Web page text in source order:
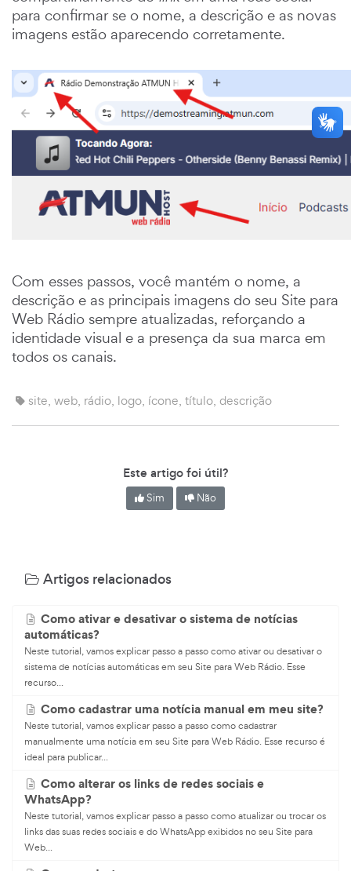
para confirmar se o nome, a descrição e as novas
imagens estão aparecendo corretamente.
Com esses passos, você mantém o nome, a
descrição e as principais imagens do seu Site para
Web Rádio sempre atualizadas, reforçando a
identidade visual e a presença da sua marca em
todos os canais.
site, web, rádio, logo, ícone, título, descrição
Este artigo foi útil?
Sim Não
Artigos relacionados
Como ativar e desativar o sistema de notícias
automáticas?
Neste tutorial, vamos explicar passo a passo como ativar ou desativar o
sistema de notícias automáticas em seu Site para Web Rádio. Esse
recurso...
Como cadastrar uma notícia manual em meu site?
Neste tutorial, vamos explicar passo a passo como cadastrar
manualmente uma notícia em seu Site para Web Rádio. Esse recurso é
ideal para publicar...
Como alterar os links de redes sociais e
WhatsApp?
Neste tutorial, vamos explicar passo a passo como atualizar ou trocar os
links das suas redes sociais e do WhatsApp exibidos no seu Site para
Web...